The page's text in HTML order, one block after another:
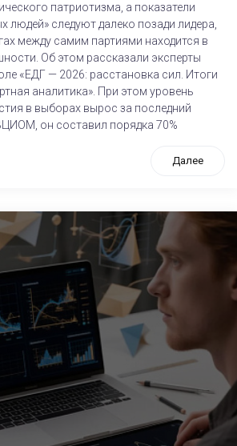
патриотизма, а показатели
следуют далеко позади лидера,
между самим партиями находится в
Об этом рассказали эксперты
«ЕДГ — 2026: расстановка сил. Итоги
аналитика». При этом уровень
в выборах вырос за последний
он составил порядка 70%
Далее